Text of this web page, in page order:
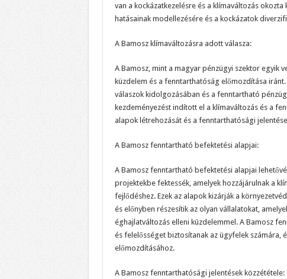
van a kockázatkezelésre és a klímaváltozás
hatásainak modellezésére és a kockázatok
A Bamosz klímaváltozásra adott válasza:
A Bamosz, mint a magyar pénzügyi szektor egyik
küzdelem és a fenntarthatóság előmozdítása
válaszok kidolgozásában és a fenntartható
kezdeményezést indított el a klímaváltozás és a
alapok létrehozását és a fenntarthatósági
A Bamosz fenntartható befektetési alapjai:
A Bamosz fenntartható befektetési alapjai
projektekbe fektessék, amelyek hozzájárulnak a
fejlődéshez. Ezek az alapok kizárják a
és előnyben részesítik az olyan vállalatokat,
éghajlatváltozás elleni küzdelemmel. A Bamosz
és felelősséget biztosítanak az ügyfelek számára,
előmozdításához.
A Bamosz fenntarthatósági jelentések közzététele: